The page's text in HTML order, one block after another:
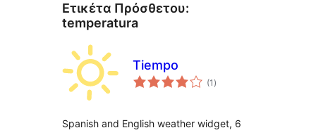
Ετικέτα Πρόσθετου:
temperatura
Tiempo
(1 αξιολογήσεις
σύνολο
)
Spanish and English weather widget, 6